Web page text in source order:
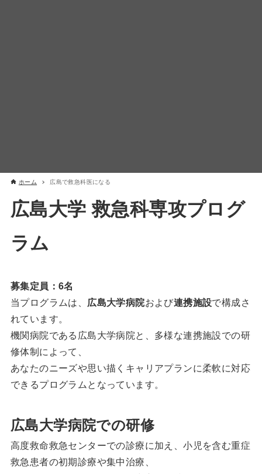
ホーム 広島で救急科医になる
広島大学 救急科専攻プログ
ラム
募集定員：6名
当プログラムは、 広島大学病院および連携施設で構成さ
れています。
機関病院である広島大学病院と、多様な連携施設での研
修体制によって、
あなたのニーズや思い描くキャリアプランに柔軟に対応
できるプログラムとなっています。
広島大学病院での研修
高度救命救急センターでの診療に加え、小児を含む重症
救急患者の初期診療や集中治療、